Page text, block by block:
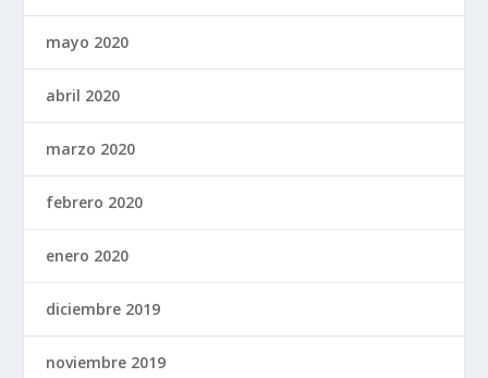
mayo 2020
abril 2020
marzo 2020
febrero 2020
enero 2020
diciembre 2019
noviembre 2019